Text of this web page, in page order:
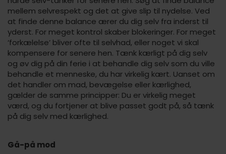
mellem selvrespekt og det at give slip til nydelse. Ved
at finde denne balance ærer du dig selv fra inderst til
yderst. For meget kontrol skaber blokeringer. For meget
‘forkælelse’ bliver ofte til selvhad, eller noget vi skal
kompensere for senere hen. Tænk kærligt på dig selv
og øv dig på din ferie i at behandle dig selv som du ville
behandle et menneske, du har virkelig kært. Uanset om
det handler om mad, bevægelse eller kærlighed,
gælder de samme principper: Du er virkelig meget
værd, og du fortjener at blive passet godt på, så tænk
på dig selv med kærlighed.
Gå-på mod